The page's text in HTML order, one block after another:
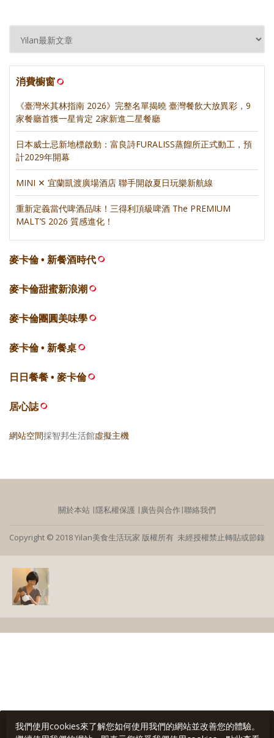
消費櫥窗
《臺灣米其林指南 2026》完整名單揭曉 臺灣餐飲大放異彩，9
家餐廳首獲一星肯定 2家新進二星餐廳
日本威士忌新地標啟動：富良詩FURALISS蒸餾所正式動工，預
計2029年開幕
MINI ✕ 宜蘭凱渡廣場酒店 聯手開啟夏日玩樂新航線
重新定義當代啤酒品味！三得利頂級啤酒 The PREMIUM
MALT’S 2026 質感進化！
麥卡倫 • 新餐酒時代
麥卡倫甜蜜新浪潮
麥卡倫團圓美味學
麥卡倫 • 新餐桌
日日餐餐 • 麥卡倫
居心誌
網站空間採智邦生活館虛擬主機
關於本站 ∣隱私權保護 ∣ 廣告與合作∣聯絡我們
Copyright © 2018 Yilan美食生活玩家 版權所有 未經授權禁止轉貼或節錄
我們使用cookies來了解您如何使用我們的網站並改善您的體驗。